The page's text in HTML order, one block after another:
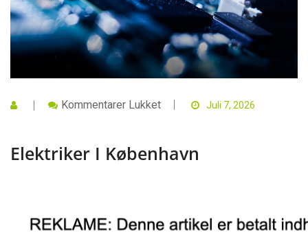
Kommentarer LukketTil
Juli 7, 2026
Elektriker I København